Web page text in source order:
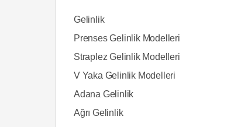
Gelinlik
Prenses Gelinlik Modelleri
Straplez Gelinlik Modelleri
V Yaka Gelinlik Modelleri
Adana Gelinlik
Ağrı Gelinlik